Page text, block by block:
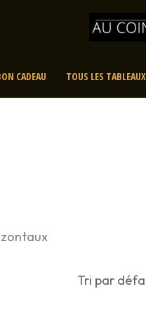
CADEAU TOUS LES TABLEAUX